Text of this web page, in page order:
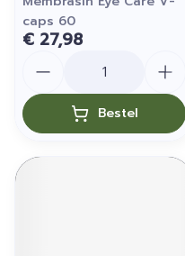
caps 60
€ 27,98
Bestel